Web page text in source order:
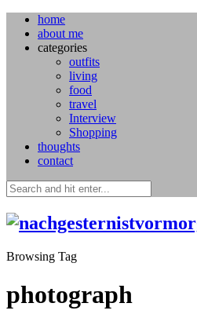
home
about me
categories
outfits
living
food
travel
Interview
Shopping
thoughts
contact
Browsing Tag
photograph